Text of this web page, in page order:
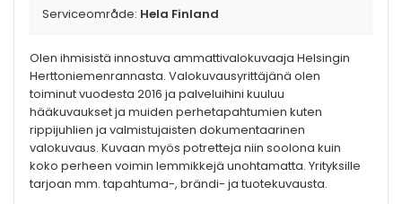
Olen ihmisistä innostuva ammattivalokuvaaja Helsingin
Herttoniemenrannasta. Valokuvausyrittäjänä olen
toiminut vuodesta 2016 ja palveluihini kuuluu
hääkuvaukset ja muiden perhetapahtumien kuten
rippijuhlien ja valmistujaisten dokumentaarinen
valokuvaus. Kuvaan myös potretteja niin soolona kuin
koko perheen voimin lemmikkejä unohtamatta. Yrityksille
tarjoan mm. tapahtuma-, brändi- ja tuotekuvausta.
Serviceområde: Hela Finland